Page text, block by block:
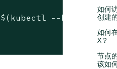
如何
创建
如何
X？
节点
该如
$(kubectl --kubeconfig